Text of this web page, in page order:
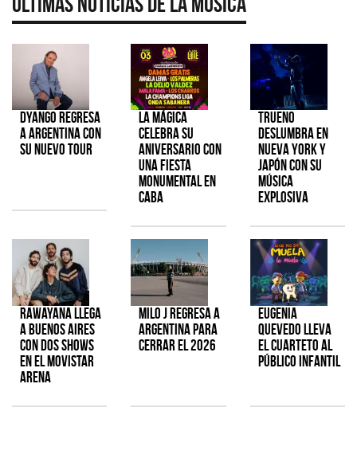
Dyango regresa
a Argentina con
su nuevo tour
La Mágica
celebra su
aniversario con
una fiesta
monumental en
CABA
TRUENO
deslumbra en
Nueva York y
Japón con su
música
explosiva
Rawayana llega
a Buenos Aires
con dos shows
en el Movistar
Arena
Milo J regresa a
Argentina para
cerrar el 2026
Eugenia
Quevedo lleva
el cuarteto al
público infantil